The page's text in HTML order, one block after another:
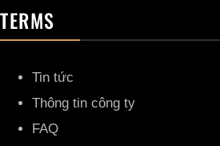
TERMS
Tin tức
Thông tin công ty
FAQ